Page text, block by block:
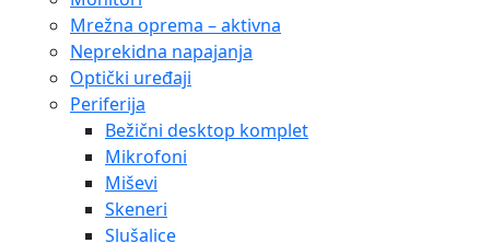
Mrežna oprema – aktivna
Neprekidna napajanja
Optički uređaji
Periferija
Bežični desktop komplet
Mikrofoni
Miševi
Skeneri
Slušalice